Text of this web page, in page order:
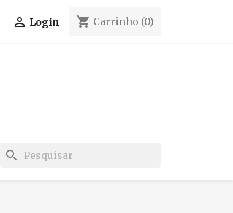
 Login shopping_cart Carrinho (0)
search